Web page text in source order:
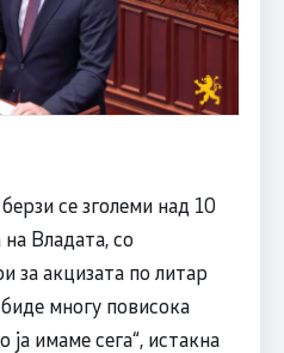
се зголеми над 10
Владата, со
за акцизата по литар
многу повисока
ја имаме сега“, истакна